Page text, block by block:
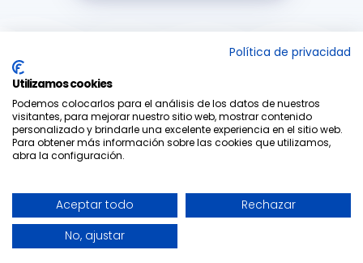
Privacidad
Política de privacidad
Utilizamos cookies
Podemos colocarlos para el análisis de los datos de nuestros
visitantes, para mejorar nuestro sitio web, mostrar contenido
personalizado y brindarle una excelente experiencia en el sitio web.
Para obtener más información sobre las cookies que utilizamos,
abra la configuración.
Aceptar todo
Rechazar
No, ajustar